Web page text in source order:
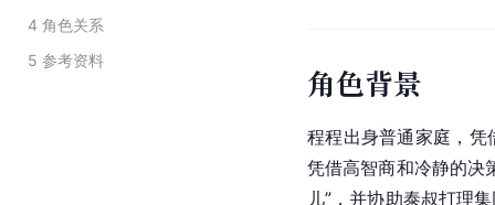
4 角色关系
5 参考资料
角色背景
程程出身普通家庭，
凭借高智商和冷静的决
儿”，并协助泰叔打理